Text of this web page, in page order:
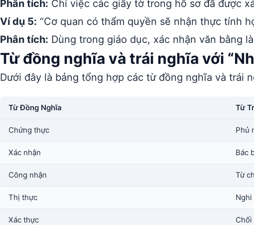
Phân tích: Chỉ việc các giấy tờ trong hồ sơ đã được
Ví dụ 5: “Cơ quan có thẩm quyền sẽ nhận thực tính
Phân tích: Dùng trong giáo dục, xác nhận văn bằng
Từ đồng nghĩa và trái nghĩa với
Dưới đây là bảng tổng hợp các từ đồng nghĩa và trái
Từ Đồng Nghĩa Từ
Chứng thực Phủ
Xác nhận Bác
Công nhận Từ
Thị thực Nghi
Xác thực Chối